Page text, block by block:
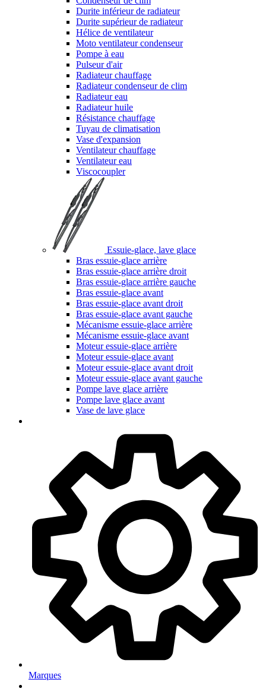
Durite inférieur de radiateur
Durite supérieur de radiateur
Hélice de ventilateur
Moto ventilateur condenseur
Pompe à eau
Pulseur d'air
Radiateur chauffage
Radiateur condenseur de clim
Radiateur eau
Radiateur huile
Résistance chauffage
Tuyau de climatisation
Vase d'expansion
Ventilateur chauffage
Ventilateur eau
Viscocoupler
Essuie-glace, lave glace
Bras essuie-glace arrière
Bras essuie-glace arrière droit
Bras essuie-glace arrière gauche
Bras essuie-glace avant
Bras essuie-glace avant droit
Bras essuie-glace avant gauche
Mécanisme essuie-glace arrière
Mécanisme essuie-glace avant
Moteur essuie-glace arrière
Moteur essuie-glace avant
Moteur essuie-glace avant droit
Moteur essuie-glace avant gauche
Pompe lave glace arrière
Pompe lave glace avant
Vase de lave glace
Marques